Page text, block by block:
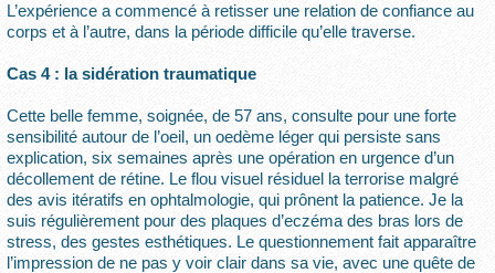
L’expérience a commencé à retisser une relation de confiance au
corps et à l’autre, dans la période difficile qu’elle traverse.
Cas 4 : la sidération traumatique
Cette belle femme, soignée, de 57 ans, consulte pour une forte
sensibilité autour de l’oeil, un oedème léger qui persiste sans
explication, six semaines après une opération en urgence d’un
décollement de rétine. Le flou visuel résiduel la terrorise malgré
des avis itératifs en ophtalmologie, qui prônent la patience. Je la
suis régulièrement pour des plaques d’eczéma des bras lors de
stress, des gestes esthétiques. Le questionnement fait apparaître
l’impression de ne pas y voir clair dans sa vie, avec une quête de